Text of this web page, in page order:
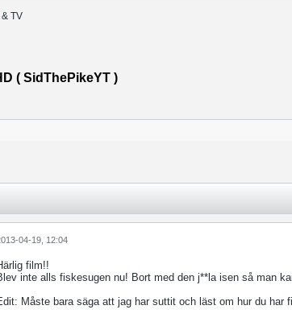
TV
( SidThePikeYT )
04-19, 12:04
film!!
inte alls fiskesugen nu! Bort med den j**la isen så man
Måste bara säga att jag har suttit och läst om hur du